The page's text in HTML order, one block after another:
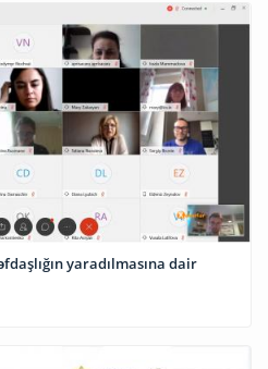
yaradılmasına dair